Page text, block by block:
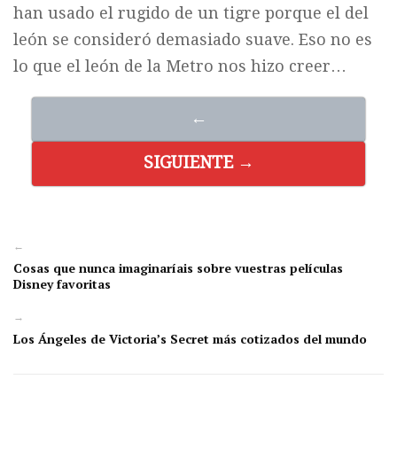
han usado el rugido de un tigre porque el del
león se consideró demasiado suave. Eso no es
lo que el león de la Metro nos hizo creer…
←
SIGUIENTE →
←
Cosas que nunca imaginaríais sobre vuestras películas
Disney favoritas
→
Los Ángeles de Victoria’s Secret más cotizados del mundo